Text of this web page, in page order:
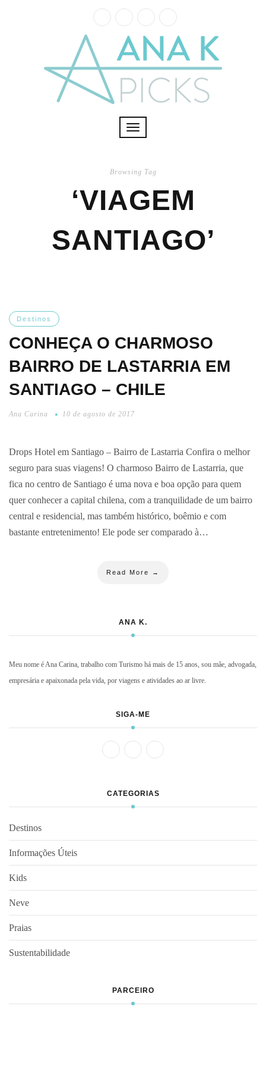
Toggle
Browsing Tag
‘VIAGEM
SANTIAGO’
Destinos
CONHEÇA O CHARMOSO
BAIRRO DE LASTARRIA EM
SANTIAGO – CHILE
Ana Carina 10 de agosto de 2017
Drops Hotel em Santiago – Bairro de Lastarria Confira o melhor
seguro para suas viagens! O charmoso Bairro de Lastarria, que
fica no centro de Santiago é uma nova e boa opção para quem
quer conhecer a capital chilena, com a tranquilidade de um bairro
central e residencial, mas também histórico, boêmio e com
bastante entretenimento! Ele pode ser comparado à…
Read More →
ANA K.
Meu nome é Ana Carina, trabalho com Turismo há mais de 15 anos, sou mãe, advogada,
empresária e apaixonada pela vida, por viagens e atividades ao ar livre.
SIGA-ME
CATEGORIAS
Destinos
Informações Úteis
Kids
Neve
Praias
Sustentabilidade
PARCEIRO